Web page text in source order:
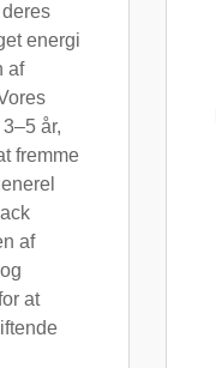
energi
af
år,
fremme
af
at